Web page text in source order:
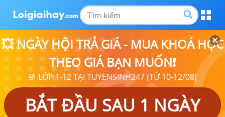
💥 NGÀY HỘI TRẢ GIÁ - MUA KHOÁ HỌC
THEO GIÁ BẠN MUỐN❗
🎯 LỚP 1-12 TẠI TUYENSINH247 (TỪ 10-12/08)
BẮT ĐẦU SAU 1 NGÀY